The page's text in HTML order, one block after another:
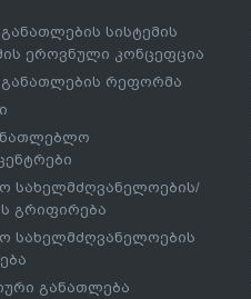
სისტემის
ეროვნული კონცეფცია
რეფორმა
სახელმძღვანელოების/
გრიფირება
სახელმძღვანელოების
განათლება